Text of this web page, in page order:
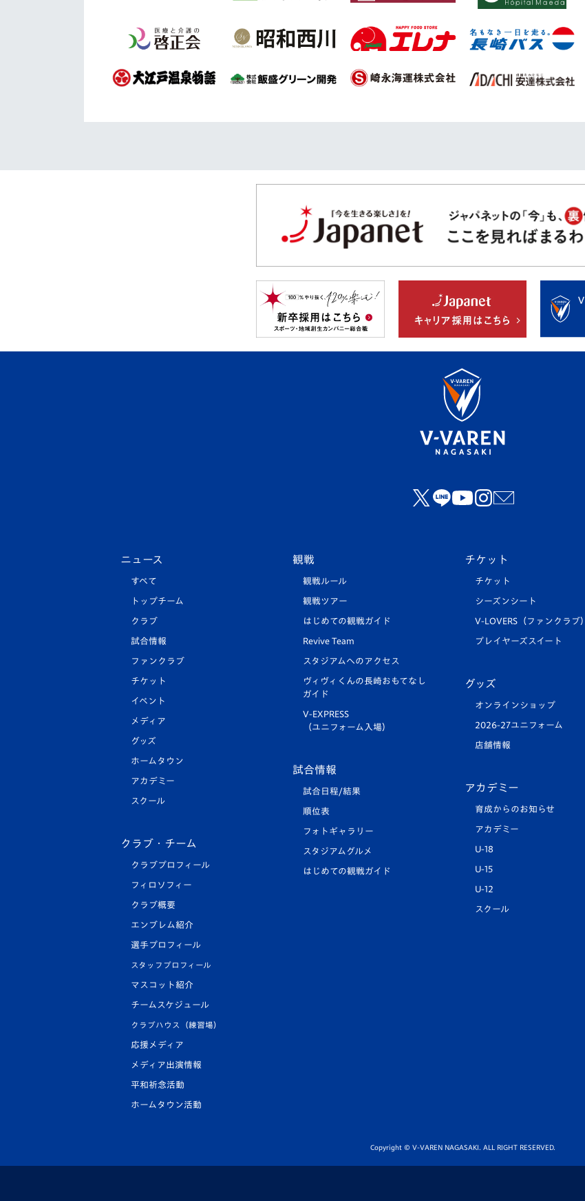
ニュース
すべて
トップチーム
クラブ
試合情報
ファンクラブ
チケット
イベント
メディア
グッズ
ホームタウン
アカデミー
スクール
クラブ・チーム
クラブプロフィール
フィロソフィー
クラブ概要
エンブレム紹介
選手プロフィール
スタッフプロフィール
マスコット紹介
チームスケジュール
クラブハウス（練習場）
応援メディア
メディア出演情報
平和祈念活動
ホームタウン活動
観戦
観戦ルール
観戦ツアー
はじめての観戦ガイド
Revive Team
スタジアムへのアクセス
ヴィヴィくんの長崎おもてなし
ガイド
V-EXPRESS
（ユニフォーム入場）
試合情報
試合日程/結果
順位表
フォトギャラリー
スタジアムグルメ
はじめての観戦ガイド
チケット
チケット
シーズンシート
V-LOVERS（ファンクラブ）
プレイヤーズスイート
グッズ
オンラインショップ
2026-27ユニフォーム
店舗情報
アカデミー
育成からのお知らせ
アカデミー
U-18
U-15
U-12
スクール
Copyright © V-VAREN NAGASAKI. ALL RIGHT RESERVED.